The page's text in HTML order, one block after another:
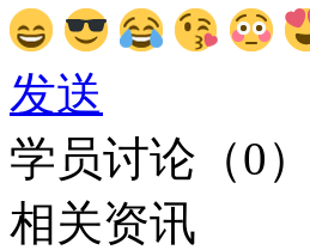
发送
学员讨论（0）
相关资讯